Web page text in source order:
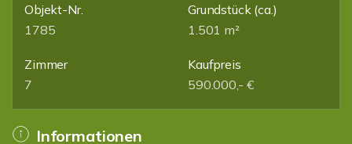
Objekt-Nr.
1785
Grundstück(ca.)
1.501 m²
Zimmer
7
Kaufpreis
590.000,- €
Informationen